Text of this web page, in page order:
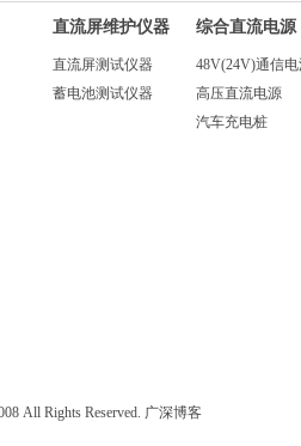
直流屏维护仪器
直流屏测试仪器
蓄电池测试仪器
综合直流电源
48V(24V)通信
高压直流电源
汽车充电桩
All Rights Reserved. 广深博客